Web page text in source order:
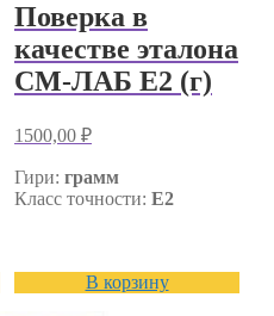
Поверка в
качестве эталона
СМ-ЛАБ E2 (г)
1500,00 ₽
Гири: грамм
Класс точности: E2
В корзину